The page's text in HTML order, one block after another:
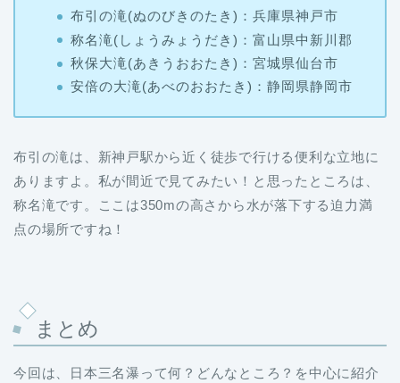
布引の滝(ぬのびきのたき)：兵庫県神戸市
称名滝(しょうみょうだき)：富山県中新川郡
秋保大滝(あきうおおたき)：宮城県仙台市
安倍の大滝(あべのおおたき)：静岡県静岡市
布引の滝は、新神戸駅から近く徒歩で行ける便利な立地に
ありますよ。私が間近で見てみたい！と思ったところは、
称名滝です。ここは350mの高さから水が落下する迫力満
点の場所ですね！
まとめ
今回は、日本三名瀑って何？どんなところ？を中心に紹介